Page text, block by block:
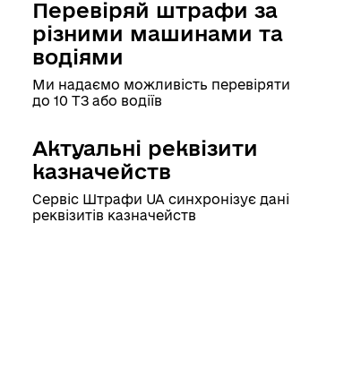
Перевіряй штрафи за
різними машинами та
водіями
Ми надаємо можливість перевіряти
до 10 ТЗ або водіїв
Актуальні реквізити
казначейств
Сервіс Штрафи UA синхронізує дані
реквізитів казначейств